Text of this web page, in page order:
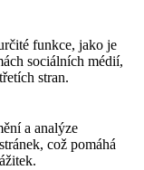
funkce, jako je
sociálních médií,
stran.
a analýze
což pomáhá